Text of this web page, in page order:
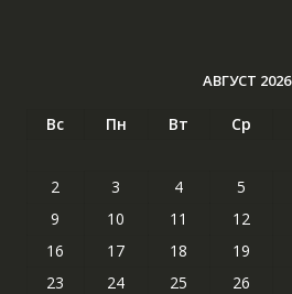
АВГУСТ 2026
Вс Пн Вт Ср
2
3 4 5
9
10 11 12
16
17 18 19
23
24 25 26